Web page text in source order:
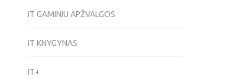
IT GAMINIU APŽVALGOS
IT KNYGYNAS
IT+